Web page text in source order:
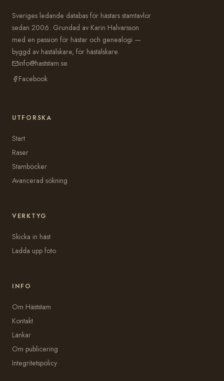
Sveriges ledande databas för hästars stamtavlor
sedan 2006. Grundad av Karin Halvarsson
med en passion för hästar och genealogi —
byggd av hästälskare, för hästälskare.
info@haststam.se
Facebook
UTFORSKA
Start
Raser
Stamböcker
Avancerad sökning
VERKTYG
Skicka in häst
Ladda upp foto
INFO
Om Häststam
Kontakt
Länkar
Om publicering
Integritetspolicy